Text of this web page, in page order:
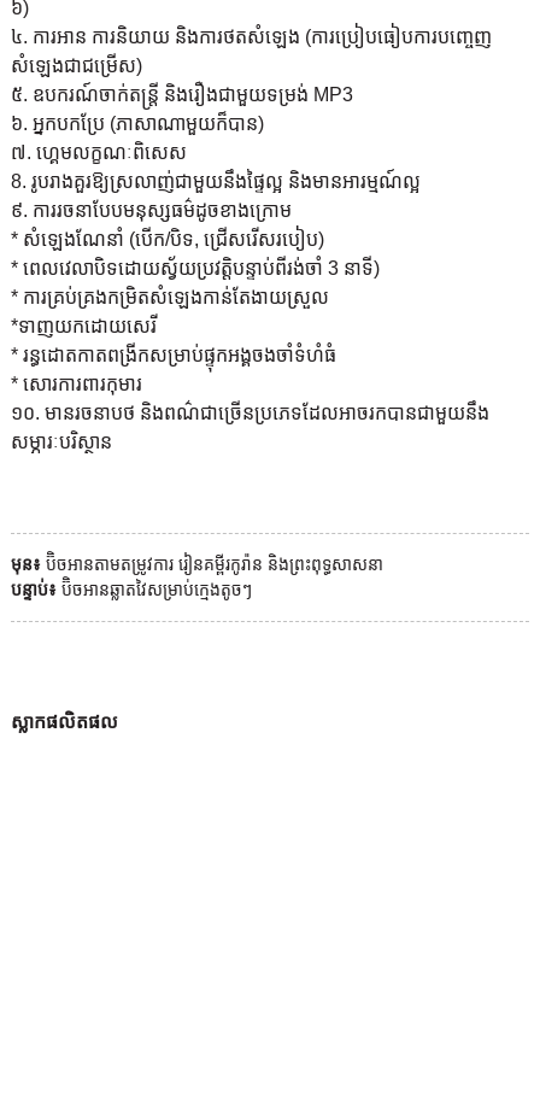
៦)
៤. ការអាន ការនិយាយ និងការថតសំឡេង (ការប្រៀបធៀបការបញ្ចេញ
សំឡេងជាជម្រើស)
៥. ឧបករណ៍ចាក់តន្ត្រី និងរឿងជាមួយទម្រង់ MP3
៦. អ្នកបកប្រែ (ភាសាណាមួយក៏បាន)
៧. ហ្គេមលក្ខណៈពិសេស
8. រូបរាងគួរឱ្យស្រលាញ់ជាមួយនឹងផ្ទៃល្អ និងមានអារម្មណ៍ល្អ
៩. ការរចនាបែបមនុស្សធម៌ដូចខាងក្រោម
* សំឡេង​ណែនាំ (បើក/បិទ, ជ្រើសរើស​របៀប)
* ពេលវេលាបិទដោយស្វ័យប្រវត្តិបន្ទាប់ពីរង់ចាំ 3 នាទី)
* ការគ្រប់គ្រងកម្រិតសំឡេងកាន់តែងាយស្រួល
*ទាញយកដោយសេរី
* រន្ធដោតកាតពង្រីកសម្រាប់ផ្ទុកអង្គចងចាំទំហំធំ
* សោរការពារកុមារ
១០. មានរចនាបថ និងពណ៌ជាច្រើនប្រភេទដែលអាចរកបានជាមួយនឹង
សម្ភារៈបរិស្ថាន
មុន៖ ប៊ិចអានតាមតម្រូវការ រៀនគម្ពីរកូរ៉ាន និងព្រះពុទ្ធសាសនា
បន្ទាប់៖ ប៊ិចអានឆ្លាតវៃសម្រាប់ក្មេងតូចៗ
ស្លាកផលិតផល